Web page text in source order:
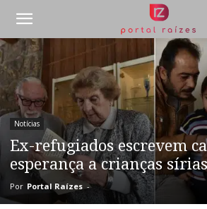
Notícias
Ex-refugiados escrevem
esperança a crianças sírias
Por Portal Raízes -